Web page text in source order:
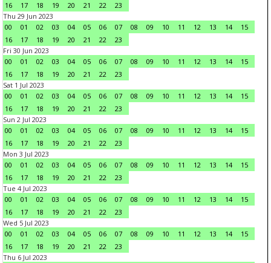
16
17 18 19 20 21 22
23
Thu 29 Jun 2023
00
01 02 03 04 05 06 07 08 09 10 11 12 13 14
15
16
17 18 19 20 21 22
23
Fri 30 Jun 2023
00
01 02 03 04 05 06 07 08 09 10 11 12 13 14
15
16
17 18 19 20 21 22
23
Sat 1 Jul 2023
00
01 02 03 04 05 06 07 08 09 10 11 12 13 14
15
16
17 18 19 20 21 22
23
Sun 2 Jul 2023
00
01 02 03 04 05 06 07 08 09 10 11 12 13 14
15
16
17 18 19 20 21 22
23
Mon 3 Jul 2023
00
01 02 03 04 05 06 07 08 09 10 11 12 13 14
15
16
17 18 19 20 21 22
23
Tue 4 Jul 2023
00
01 02 03 04 05 06 07 08 09 10 11 12 13 14
15
16
17 18 19 20 21 22
23
Wed 5 Jul 2023
00
01 02 03 04 05 06 07 08 09 10 11 12 13 14
15
16
17 18 19 20 21 22
23
Thu 6 Jul 2023